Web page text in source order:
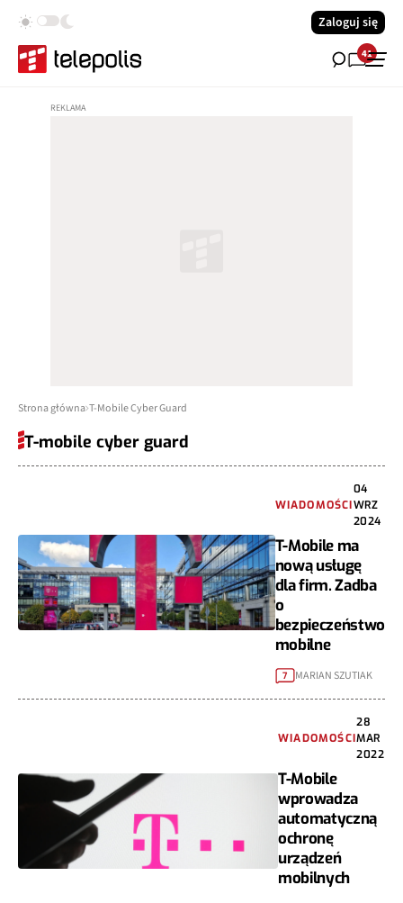
Zaloguj się
41
Strona główna T-Mobile Cyber Guard
T-mobile cyber guard
WIADOMOŚCI
04
WRZ
2024
T-Mobile ma
nową usługę
dla firm. Zadba
o
bezpieczeństwo
mobilne
7 MARIAN SZUTIAK
WIADOMOŚCI
28
MAR
2022
T-Mobile
wprowadza
automatyczną
ochronę
urządzeń
mobilnych